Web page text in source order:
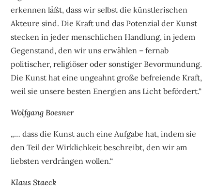
erkennen läßt, dass wir selbst die künstlerischen
Akteure sind. Die Kraft und das Potenzial der Kunst
stecken in jeder menschlichen Handlung, in jedem
Gegenstand, den wir uns erwählen – fernab
politischer, religiöser oder sonstiger Bevormundung.
Die Kunst hat eine ungeahnt große befreiende Kraft,
weil sie unsere besten Energien ans Licht befördert.“
Wolfgang Boesner
„… dass die Kunst auch eine Aufgabe hat, indem sie
den Teil der Wirklichkeit beschreibt, den wir am
liebsten verdrängen wollen.“
Klaus Staeck